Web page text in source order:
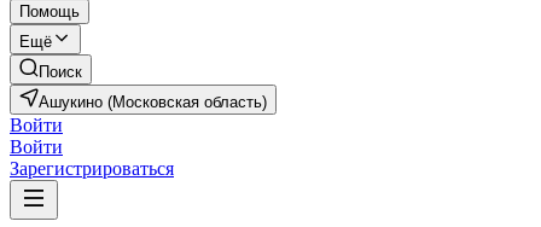
Помощь
Ещё
Поиск
Ашукино (Московская область)
Войти
Войти
Зарегистрироваться